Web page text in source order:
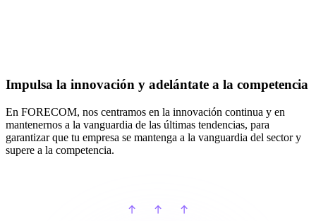
Impulsa la innovación y adelántate a la competencia
En FORECOM, nos centramos en la innovación continua y en
mantenernos a la vanguardia de las últimas tendencias, para
garantizar que tu empresa se mantenga a la vanguardia del sector y
supere a la competencia.